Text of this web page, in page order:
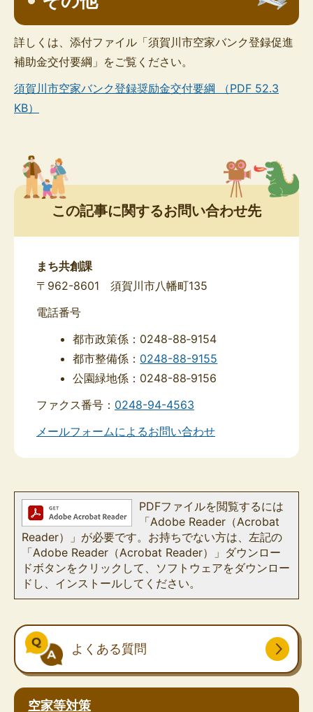
詳しくは、添付ファイル「須賀川市空家バンク登録促進
補助金交付要綱」をご覧ください。
須賀川市空家バンク登録奨励金交付要綱 （PDF 52.3
KB）
この記事に関するお問い合わせ先
まち共創課
〒962-8601 須賀川市八幡町135
電話番号
都市政策係：0248-88‐9154
都市整備係： 0248-88-9155
公園緑地係：0248-88‐9156
ファクス番号： 0248-94-4563
メールフォームによるお問い合わせ
PDFファイルを閲覧するには
「Adobe Reader（Acrobat
Reader）」が必要です。お持ちでない方は、左記の
「Adobe Reader（Acrobat Reader）」ダウンロー
ドボタンをクリックして、ソフトウェアをダウンロー
ドし、インストールしてください。
よくある質問
空家等対策